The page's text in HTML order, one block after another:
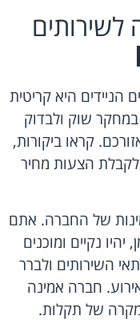
היא קריטית
שוק ולבדוק
קראו ביקורות,
הצעות מחיר
של החברה. אתם
נקיים ומוכנים
השירותים ולברר
חברה אמינה
של תקלות.